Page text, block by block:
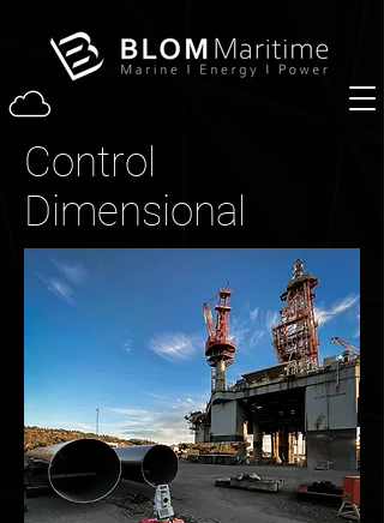
Control
Dimensional